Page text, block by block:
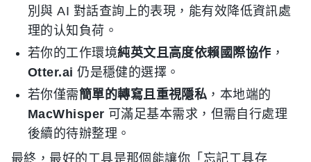
別與 AI 對話查詢上的表現，能有效降低資訊處
理的认知負荷。
若你的工作環境純英文且高度依賴國際協作 ，
Otter.ai 仍是穩健的選擇。
若你僅需簡單的轉寫且重視隱私 ，本地端的
MacWhisper 可滿足基本需求，但需自行處理
後續的待辦整理。
最終，最好的工具是那個能讓你「忘記工具存